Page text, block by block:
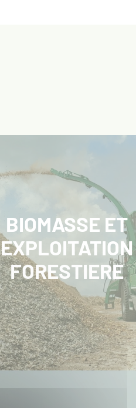
BIOMASSE ET
EXPLOITATION
FORESTIERE